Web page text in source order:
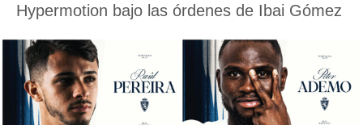
basada
permite
ACEPTAR
Hypermotion bajo las órdenes de Ibai Gómez